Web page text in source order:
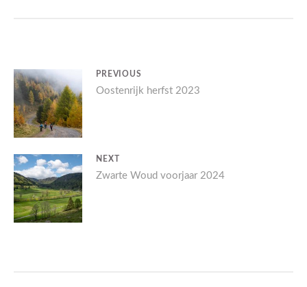
BERICHT
NAVIGATIE
PREVIOUS
Previous
post:
Oostenrijk herfst 2023
NEXT
Next
post:
Zwarte Woud voorjaar 2024